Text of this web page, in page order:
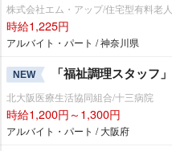
株式会社エム・アップ/住宅型有料老
時給1,225円
アルバイト・パート / 神奈川県
NEW 「福祉調理スタッフ
北大阪医療生活協同組合/十三病院
時給1,200円～1,300円
アルバイト・パート / 大阪府